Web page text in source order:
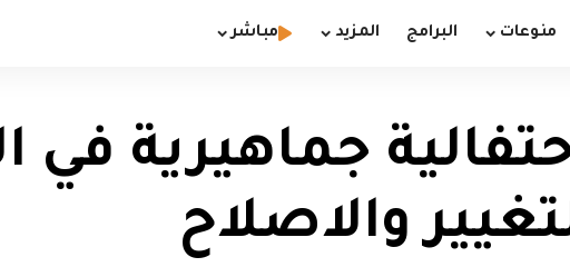
منوعات البرامج المزيد مباشر
جماهيرية في
والاصلاح